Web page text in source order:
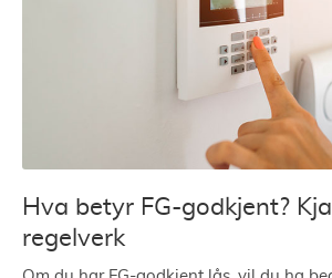
Hva betyr FG-godkjent?
regelverk